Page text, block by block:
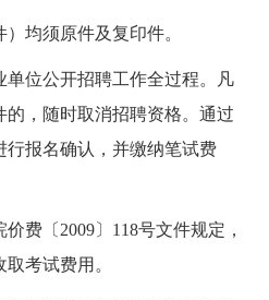
均须原件及复印件。
位公开招聘工作全过程。凡
，随时取消招聘资格。通过
行报名确认，并缴纳笔试费
费〔2009〕118号文件规定，
考试费用。